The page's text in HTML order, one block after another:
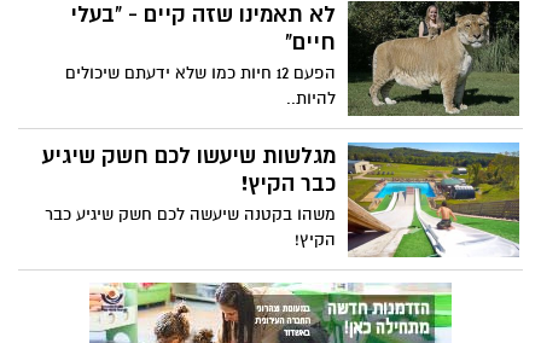
לא תאמינו שזה קיים - "בעלי
חיים"
הפעם 12 חיות כמו שלא ידעתם שיכולים
להיות..
מגלשות שיעשו לכם חשק שיגיע
כבר הקיץ!
משהו בקטנה שיעשה לכם חשק שיגיע כבר
הקיץ!